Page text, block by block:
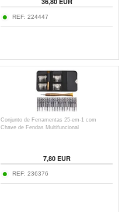
REF: 224447
Conjunto de Ferramentas 25-em-1 com
Chave de Fendas Multifuncional
7,80EUR
REF: 236376